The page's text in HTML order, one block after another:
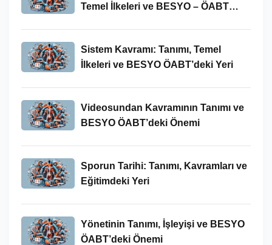
Temel İlkeleri ve BESYO – ÖABT
Sistem Kavramı: Tanımı, Temel
İlkeleri ve BESYO ÖABT’deki Yeri
Videosundan Kavramının Tanımı ve
BESYO ÖABT’deki Önemi
Sporun Tarihi: Tanımı, Kavramları ve
Eğitimdeki Yeri
Yönetinin Tanımı, İşleyişi ve BESYO
ÖABT’deki Önemi